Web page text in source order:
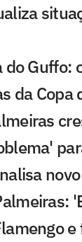
Guffo:
da Copa
e